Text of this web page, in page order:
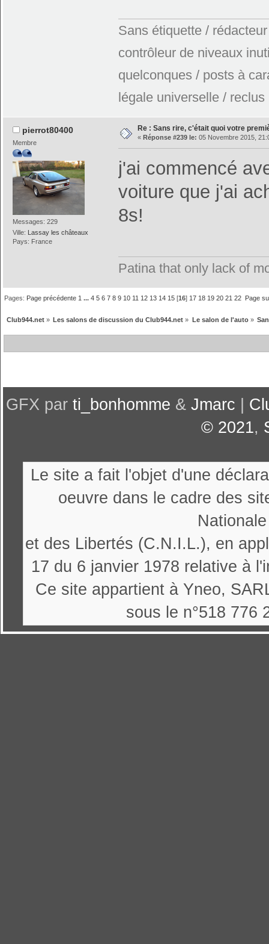
Sans étiquette /
contrôleur de niveaux
quelconques / posts à
légale universelle / reclus
pierrot80400
Membre
Messages: 229
Ville:
Lassay les châteaux
Pays: France
Re : Sans rire, c'était quoi votre
« Réponse #239 le: 05 Novembre 2015,
j'ai commencé
voiture que j'ai
8s!
Patina that only lack of
Pages: Page précédente 1 ...4 5 6 7 8 9 10 11 12 13 14 15 [16] 17 18 19 20 21 22 Page
Club944.net» Les salons de discussion du Club944.net » Le salon de l'auto»
GFX par ti_bonhomme & Jmarc
© 2021,
Le site a fait l'objet d'une
oeuvre dans le cadre des
et des Libertés (C.N.I.L.), en
17 du 6 janvier 1978 relative à
Ce site appartient à Yneo,
sous le n°518 776